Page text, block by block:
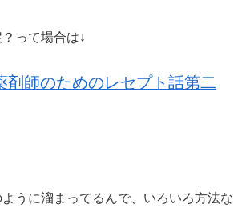
って場合は↓
師のためのレセプト話第二
うに溜まってるんで、いろいろ方法な